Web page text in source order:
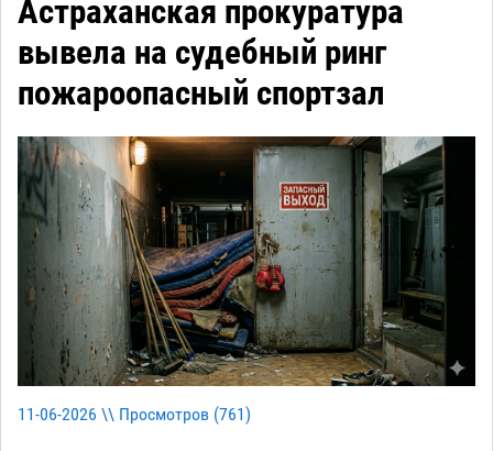
Астраханская прокуратура
вывела на судебный ринг
пожароопасный спортзал
11-06-2026 \\ Просмотров (761)